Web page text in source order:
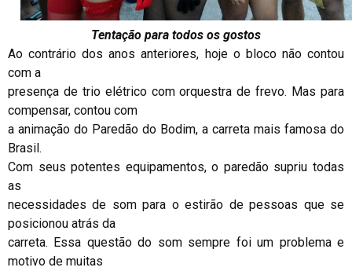
Tentação para todos os gostos
Ao contrário dos anos anteriores, hoje o bloco não contou
com a
presença de trio elétrico com orquestra de frevo. Mas para
compensar, contou com
a animação do Paredão do Bodim, a carreta mais famosa do
Brasil.
Com seus potentes equipamentos, o paredão supriu todas
as
necessidades de som para o estirão de pessoas que se
posicionou atrás da
carreta. Essa questão do som sempre foi um problema e
motivo de muitas